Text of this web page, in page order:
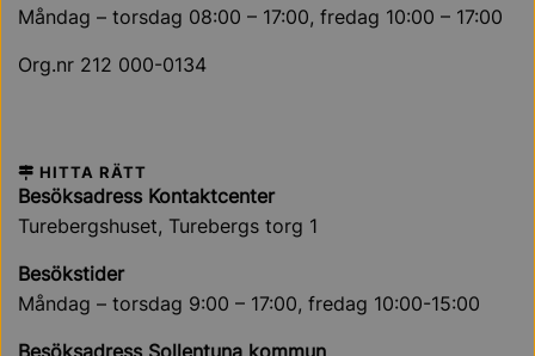
Måndag – torsdag 08:00 – 17:00, fredag 10:00 – 17:00
Org.nr 212 000-0134
HITTA RÄTT
Besöksadress Kontaktcenter
Turebergshuset, Turebergs torg 1
Besökstider
Måndag – torsdag 9:00 – 17:00, fredag 10:00-15:00
Besöksadress Sollentuna kommun